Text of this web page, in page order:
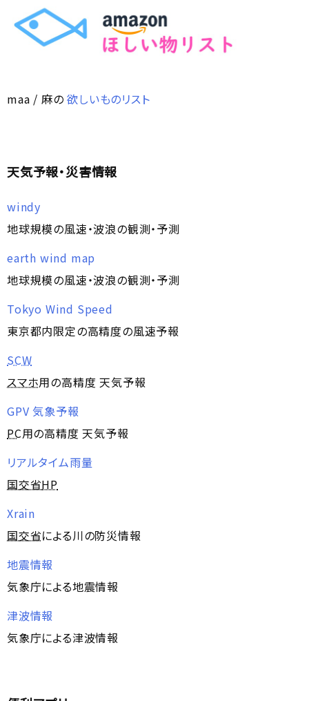
maa / 麻の欲しいものリスト
天気予報・災害情報
windy
地球規模の風速・波浪の観測・予測
earth wind map
地球規模の風速・波浪の観測・予測
Tokyo Wind Speed
東京都内限定の高精度の風速予報
SCW
スマホ用の高精度 天気予報
GPV 気象予報
PC用の高精度 天気予報
リアルタイム雨量
国交省HP
Xrain
国交省による川の防災情報
地震情報
気象庁による地震情報
津波情報
気象庁による津波情報